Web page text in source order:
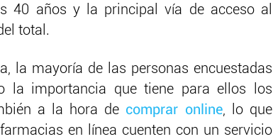
40 años y la principal vía de acceso al
total.
la mayoría de las personas encuestadas
la importancia que tiene para ellos los
a la hora de comprar online, lo que
en línea cuenten con un servicio